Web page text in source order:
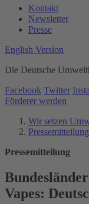
Kontakt
Newsletter
Presse
English Version
Die Deutsche
Facebook Twitter
Förderer werden
Wir setzen
Pressemitteilung
Vapes: